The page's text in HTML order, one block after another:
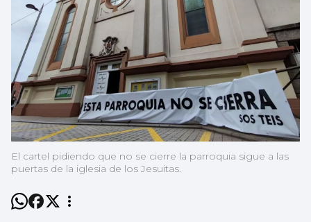
El cartel pidiendo que no se cierre la parroquia sigue a las
puertas de la iglesia de los Jesuitas.